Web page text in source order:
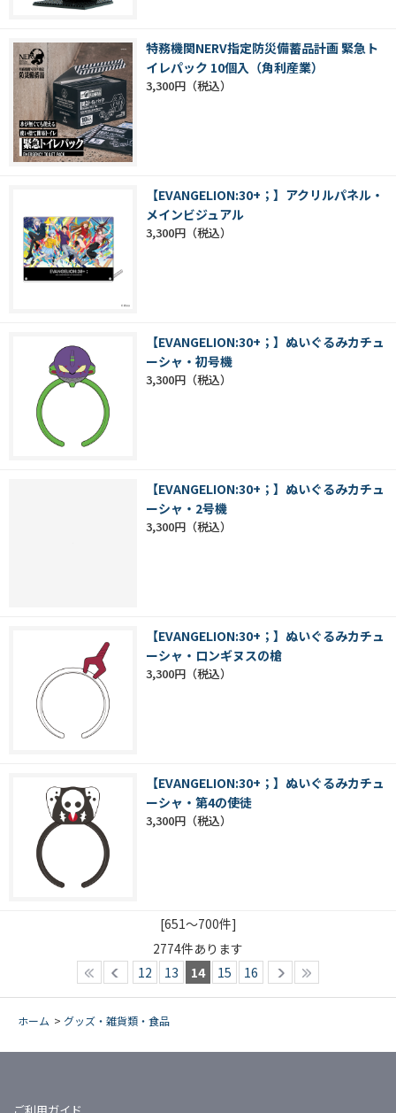
特務機関NERV指定防災備蓄品計画 緊急ト
イレパック 10個入（角利産業）
3,300円
【EVANGELION:30+；】アクリルパネル・
メインビジュアル
3,300円
【EVANGELION:30+；】ぬいぐるみカチュ
ーシャ・初号機
3,300円
【EVANGELION:30+；】ぬいぐるみカチュ
ーシャ・2号機
3,300円
【EVANGELION:30+；】ぬいぐるみカチュ
ーシャ・ロンギヌスの槍
3,300円
【EVANGELION:30+；】ぬいぐるみカチュ
ーシャ・第4の使徒
3,300円
[651～700件]
2774件あります
12
13 14 15 16
ホーム > グッズ・雑貨類・食品